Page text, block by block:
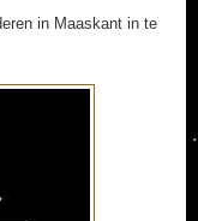
in Maaskant in te